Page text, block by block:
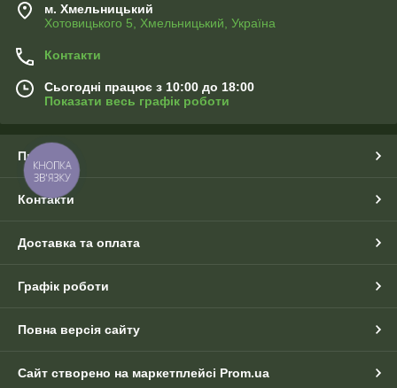
м. Хмельницький
Хотовицького 5, Хмельницький, Україна
Контакти
Сьогодні працює з 10:00 до 18:00
Показати весь графік роботи
Про нас
Контакти
Доставка та оплата
Графік роботи
Повна версія сайту
Сайт створено на маркетплейсі Prom.ua
КНОПКА
ЗВ'ЯЗКУ